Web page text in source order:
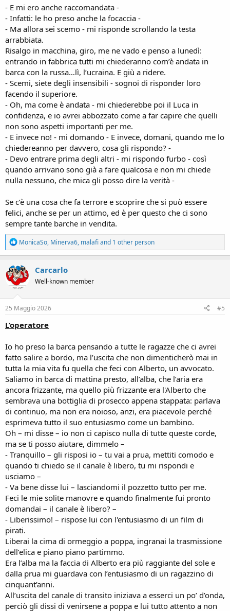
- E mi ero anche raccomandata -
- Infatti: le ho preso anche la focaccia -
- Ma allora sei scemo - mi risponde scrollando la testa
arrabbiata.
Risalgo in macchina, giro, me ne vado e penso a lunedì:
entrando in fabbrica tutti mi chiederanno com’è andata in
barca con la russa…lì, l’ucraina. E giù a ridere.
- Scemi, siete degli insensibili - sognoi di risponder loro
facendo il superiore.
- Oh, ma come è andata - mi chiederebbe poi il Luca in
confidenza, e io avrei abbozzato come a far capire che quelli
non sono aspetti importanti per me.
- E invece no! - mi domando - E invece, domani, quando me lo
chiedereanno per davvero, cosa gli rispondo? -
- Devo entrare prima degli altri - mi rispondo furbo - così
quando arrivano sono già a fare qualcosa e non mi chiede
nulla nessuno, che mica gli posso dire la verità -
Se c’è una cosa che fa terrore e scoprire che si può essere
felici, anche se per un attimo, ed è per questo che ci sono
sempre tante barche in vendita.
R
e
a
c
t
i
o
n
s
MonicaSo, Minerva6, malafiand 1 other person
Carcarlo
Well-known member
25 Maggio 2026 #5
L’operatore
Io ho preso la barca pensando a tutte le ragazze che ci avrei
fatto salire a bordo, ma l’uscita che non dimenticherò mai in
tutta la mia vita fu quella che feci con Alberto, un avvocato.
Saliamo in barca di mattina presto, all’alba, che l’aria era
ancora frizzante, ma quello più frizzante era l'Alberto che
sembrava una bottiglia di prosecco appena stappata: parlava
di continuo, ma non era noioso, anzi, era piacevole perché
esprimeva tutto il suo entusiasmo come un bambino.
Oh – mi disse – io non ci capisco nulla di tutte queste corde,
ma se ti posso aiutare, dimmelo –
- Tranquillo – gli risposi io – tu vai a prua, mettiti comodo e
quando ti chiedo se il canale è libero, tu mi rispondi e
usciamo –
- Va bene disse lui – lasciandomi il pozzetto tutto per me.
Feci le mie solite manovre e quando finalmente fui pronto
domandai – il canale è libero? –
- Liberissimo! – rispose lui con l'entusiasmo di un film di
pirati.
Liberai la cima di ormeggio a poppa, ingranai la trasmissione
dell’elica e piano piano partimmo.
Era l’alba ma la faccia di Alberto era più raggiante del sole e
dalla prua mi guardava con l’entusiasmo di un ragazzino di
cinquant’anni.
All’uscita del canale di transito iniziava a esserci un po’ d’onda,
perciò gli dissi di venirsene a poppa e lui tutto attento a non